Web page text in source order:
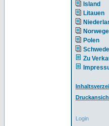
Island
Litauen
Polen
Zu
Login